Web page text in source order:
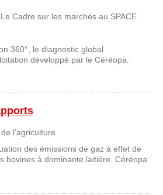
Cadre sur les marchés au SPACE
360°, le diagnostic global
développé par le Céréopa.
l’agriculture
des émissions de gaz à effet de
bovines à dominante laitière. Céréopa